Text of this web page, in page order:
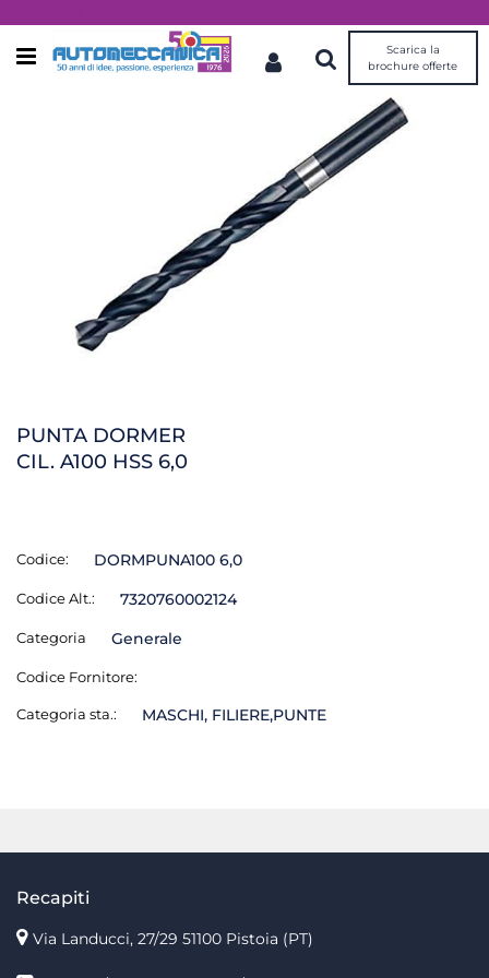
Open menu
Scarica la
brochure offerte
PUNTA DORMER
CIL. A100 HSS 6,0
Codice: DORMPUNA100 6,0
Codice Alt.: 7320760002124
Categoria Generale
Codice Fornitore:
Categoria sta.: MASCHI, FILIERE,PUNTE
Recapiti
Via Landucci, 27/29 51100 Pistoia (PT)